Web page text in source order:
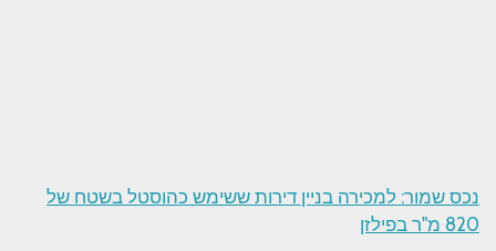
נכס שמור: למכירה בניין דירות ששימש כהוסטל בשטח של
820 מ"ר בפילזן